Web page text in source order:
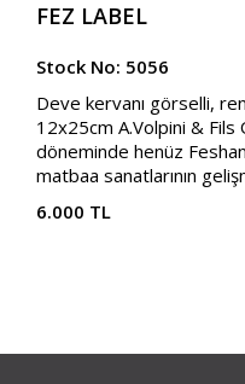
FEZ LABEL
Stock No: 5056
Deve kervanı görselli,
12x25cm A.Volpini & Fils
döneminde henüz
matbaa sanatlarının
6.000 TL